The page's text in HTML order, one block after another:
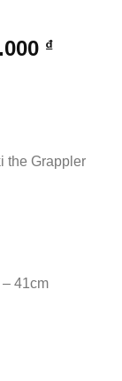
₫Khoảng
the Grappler
– 41cm